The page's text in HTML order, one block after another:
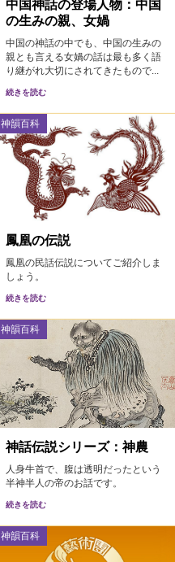
中国神話の登場人物：中国
の生みの親、女媧
中国の神話の中でも、中国の生みの
親とも言える女媧の話は最も多く語
り継がれ大切にされてきたもので...
続きを読む
神韻百科
鳳凰の伝説
鳳凰の民話伝説についてご紹介しま
しょう。
続きを読む
神韻百科
神話伝説シリーズ：神農
人身牛首で、腹は透明だったという
半神半人の帝のお話です。
続きを読む
神韻百科